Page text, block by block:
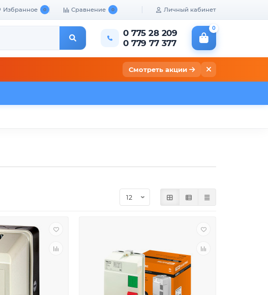
Избранное 0 Сравнение 0 Личный кабинет
0 775 28 209
0 779 77 377
0
Смотреть акции